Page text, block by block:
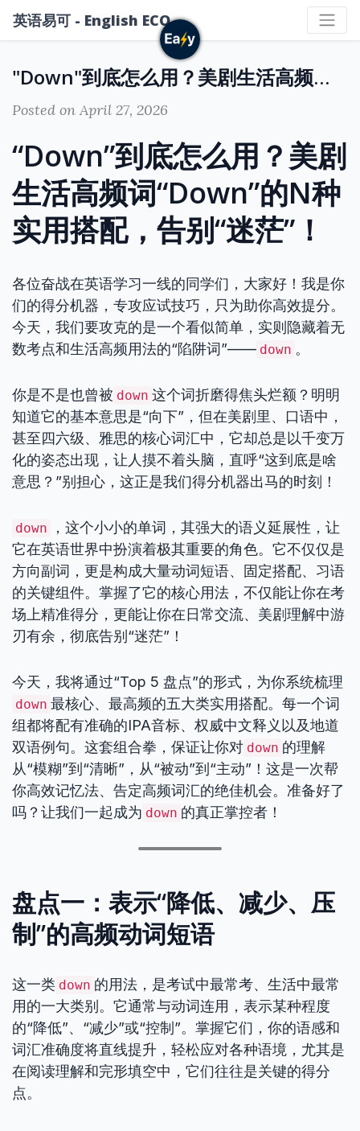
英语易可 - English ECO
"Down"到底怎么用？美剧生活高频词“Down”的N种实用搭配，告别“迷茫”！
Posted on April 27, 2026
“Down”到底怎么用？美剧
生活高频词“Down”的N种
实用搭配，告别“迷茫”！
各位奋战在英语学习一线的同学们，大家好！我是你
们的得分机器，专攻应试技巧，只为助你高效提分。
今天，我们要攻克的是一个看似简单，实则隐藏着无
数考点和生活高频用法的“陷阱词”—— down 。
你是不是也曾被 down 这个词折磨得焦头烂额？明明
知道它的基本意思是“向下”，但在美剧里、口语中，
甚至四六级、雅思的核心词汇中，它却总是以千变万
化的姿态出现，让人摸不着头脑，直呼“这到底是啥
意思？”别担心，这正是我们得分机器出马的时刻！
down
，这个小小的单词，其强大的语义延展性，让
它在英语世界中扮演着极其重要的角色。它不仅仅是
方向副词，更是构成大量动词短语、固定搭配、习语
的关键组件。掌握了它的核心用法，不仅能让你在考
场上精准得分，更能让你在日常交流、美剧理解中游
刃有余，彻底告别“迷茫”！
今天，我将通过“Top 5 盘点”的形式，为你系统梳理
down 最核心、最高频的五大类实用搭配。每一个词
组都将配有准确的IPA音标、权威中文释义以及地道
双语例句。这套组合拳，保证让你对 down 的理解
从“模糊”到“清晰”，从“被动”到“主动”！这是一次帮
你高效记忆法、告定高频词汇的绝佳机会。准备好了
吗？让我们一起成为 down 的真正掌控者！
盘点一：表示“降低、减少、压
制”的高频动词短语
这一类 down 的用法，是考试中最常考、生活中最常
用的一大类别。它通常与动词连用，表示某种程度
的“降低”、“减少”或“控制”。掌握它们，你的语感和
词汇准确度将直线提升，轻松应对各种语境，尤其是
在阅读理解和完形填空中，它们往往是关键的得分
点。